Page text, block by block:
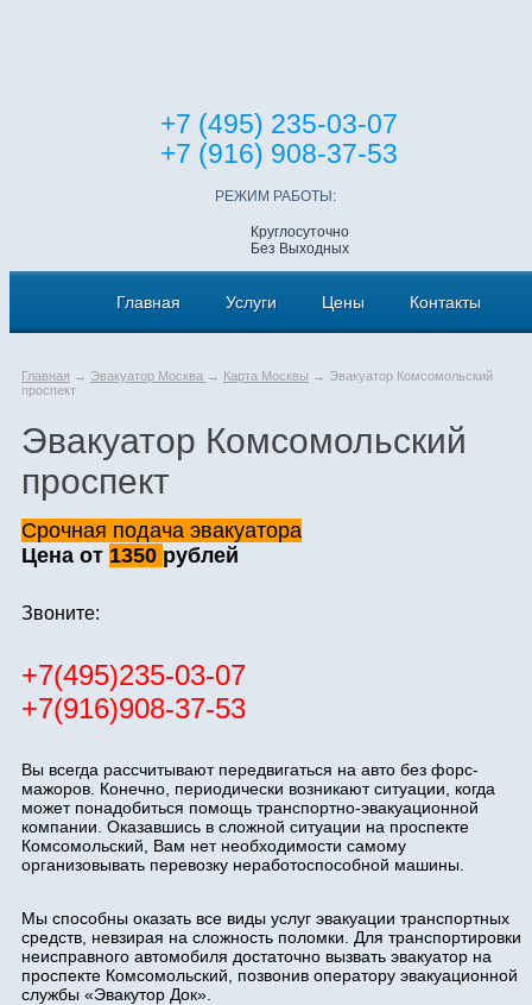
+7 (495) 235-03-07
+7 (916) 908-37-53
РЕЖИМ РАБОТЫ:
Круглосуточно
Без Выходных
Главная Услуги Цены Контакты
Главная → Эвакуатор Москва → Карта Москвы → Эвакуатор Комсомольский
проспект
Эвакуатор Комсомольский
проспект
Срочная подача эвакуатора
Цена от 1350 рублей
Звоните:
+7(495)235-03-07
+7(916)908-37-53
Вы всегда рассчитывают передвигаться на авто без форс-
мажоров. Конечно, периодически возникают ситуации, когда
может понадобиться помощь транспортно-эвакуационной
компании. Оказавшись в сложной ситуации на проспекте
Комсомольский, Вам нет необходимости самому
организовывать перевозку неработоспособной машины.
Мы способны оказать все виды услуг эвакуации транспортных
средств, невзирая на сложность поломки. Для транспортировки
неисправного автомобиля достаточно вызвать эвакуатор на
проспекте Комсомольский, позвонив оператору эвакуационной
службы «Эвакутор Док».